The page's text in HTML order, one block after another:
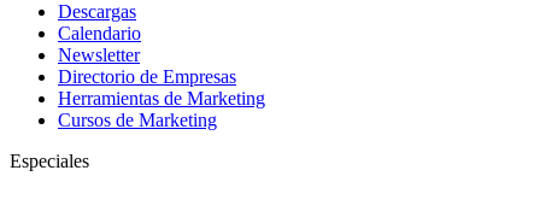
Descargas
Calendario
Newsletter
Directorio de Empresas
Herramientas de Marketing
Cursos de Marketing
Especiales